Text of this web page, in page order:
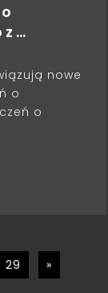
z …
nowe
o
o
29 »